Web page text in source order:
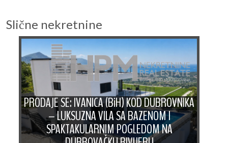
Slične nekretnine
PRODAJE SE: IVANICA (BiH) KOD DUBROVNIKA
– LUKSUZNA VILA SA BAZENOM I
SPAKTAKULARNIM POGLEDOM NA